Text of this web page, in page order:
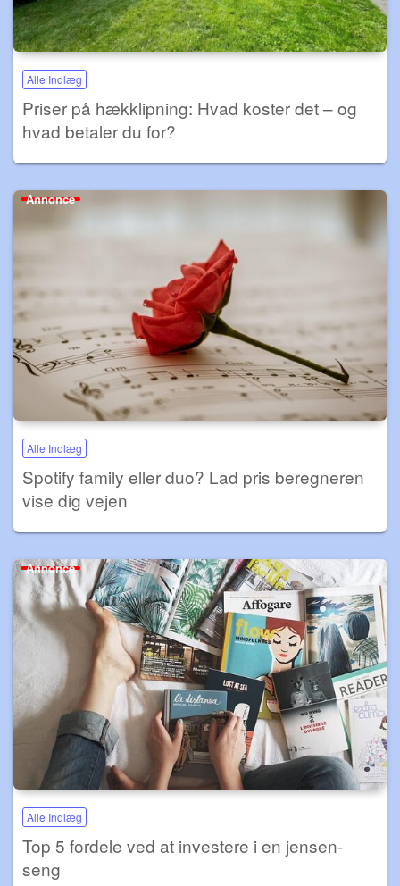
Alle Indlæg
Priser på hækklipning: Hvad koster det – og
hvad betaler du for?
Annonce
Alle Indlæg
Spotify family eller duo? Lad pris beregneren
vise dig vejen
Annonce
Alle Indlæg
Top 5 fordele ved at investere i en jensen-
seng